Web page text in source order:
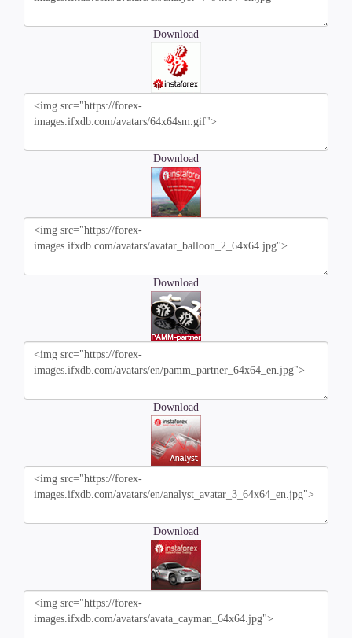
Download
Download
Download
Download
Download